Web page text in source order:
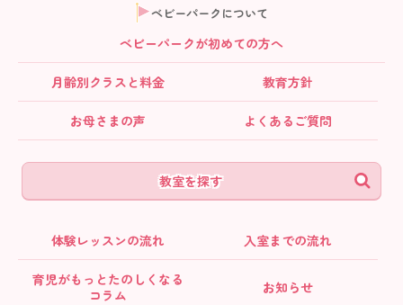
ベビーパークについて
ベビーパークが初めての方へ
月齢別クラス と料金 教育方針
お母さまの声 よくあるご質問
教室を探す
体験レッスンの流れ 入室までの流れ
育児がもっとたのしくなる
コラム
お知らせ